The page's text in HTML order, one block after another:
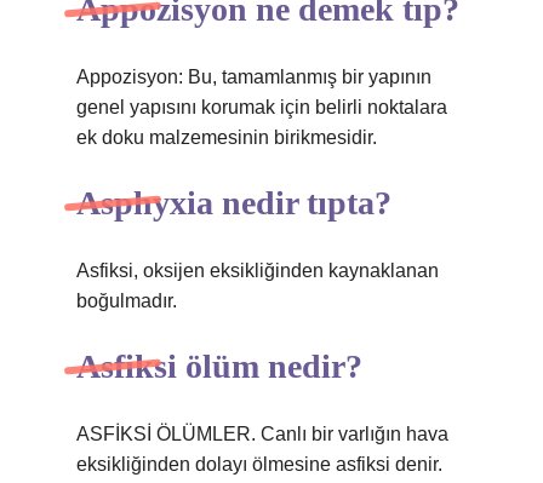
Appozisyon ne demek tıp?
Appozisyon: Bu, tamamlanmış bir yapının
genel yapısını korumak için belirli noktalara
ek doku malzemesinin birikmesidir.
Asphyxia nedir tıpta?
Asfiksi, oksijen eksikliğinden kaynaklanan
boğulmadır.
Asfiksi ölüm nedir?
ASFİKSİ ÖLÜMLER. Canlı bir varlığın hava
eksikliğinden dolayı ölmesine asfiksi denir.